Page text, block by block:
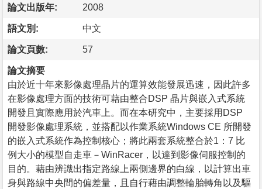
論文出版年: 2008
語文別: 中文
論文頁數: 57
論文摘要
由於近十年來影像處理晶片的運算效能發展迅速，因此許多
在影像處理方面的技術可藉由整合DSP 晶片與嵌入式系統
開發且實際應用於汽車上。而在本研究中，主要採用DSP
開發影像處理系統，並搭配以作業系統Windows CE 所開發
的嵌入式系統作為控制核心；將此兩套系統整合於1：7 比
例大小的模型自走車－WinRacer，以達到影像伺服控制的
目的。藉由辨識出指定路線上兩側邊界的白線，以計算出車
身與路線中央間的偏差量，且自行藉由調整輪胎轉角以及驅